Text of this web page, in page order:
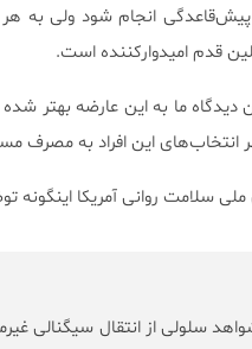
انجام شود ولی به هر
قدم امیدوارکننده است.
ما به این عارضه بهتر شده
انتخاب‌های این افراد به